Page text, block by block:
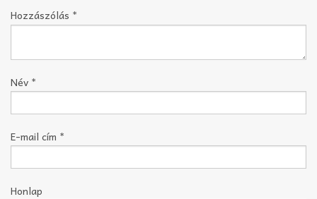
Hozzászólás *
Név *
E-mail cím *
Honlap